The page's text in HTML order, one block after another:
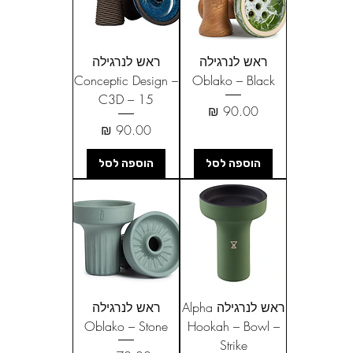
ראש לנרגילה
Oblako – Black
מחיר
הוספה לסל
ראש לנרגילה
Conceptic Design –
C3D – 15
מחיר
הוספה לסל
ראש לנרגילה Alpha
Hookah – Bowl –
Strike
ראש לנרגילה
Oblako – Stone